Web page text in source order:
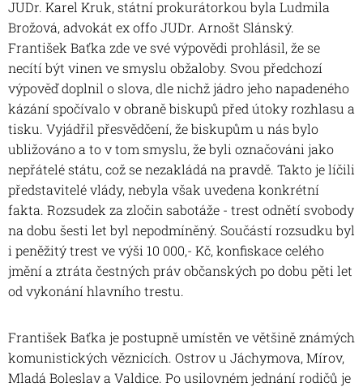
JUDr. Karel Kruk, státní prokurátorkou byla Ludmila
Brožová, advokát ex offo JUDr. Arnošt Slánský.
František Baťka zde ve své výpovědi prohlásil, že se
necítí být vinen ve smyslu obžaloby. Svou předchozí
výpověď doplnil o slova, dle nichž jádro jeho napadeného
kázání spočívalo v obraně biskupů před útoky rozhlasu a
tisku. Vyjádřil přesvědčení, že biskupům u nás bylo
ubližováno a to v tom smyslu, že byli označováni jako
nepřátelé státu, což se nezakládá na pravdě. Takto je líčili
představitelé vlády, nebyla však uvedena konkrétní
fakta. Rozsudek za zločin sabotáže - trest odnětí svobody
na dobu šesti let byl nepodmíněný. Součástí rozsudku byl
i peněžitý trest ve výši 10 000,- Kč, konfiskace celého
jmění a ztráta čestných práv občanských po dobu pěti let
od vykonání hlavního trestu.
František Baťka je postupně umístěn ve většině známých
komunistických věznicích. Ostrov u Jáchymova, Mírov,
Mladá Boleslav a Valdice. Po usilovném jednání rodičů je